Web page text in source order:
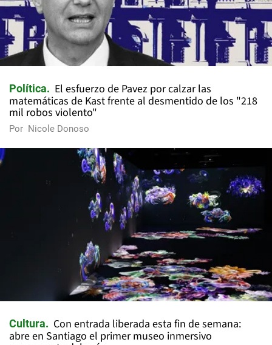
Política
El esfuerzo de Pavez por calzar las
matemáticas de Kast frente al desmentido de los "218
mil robos violento"
Por Nicole Donoso
Cultura
Con entrada liberada esta fin de semana:
abre en Santiago el primer museo inmersivo